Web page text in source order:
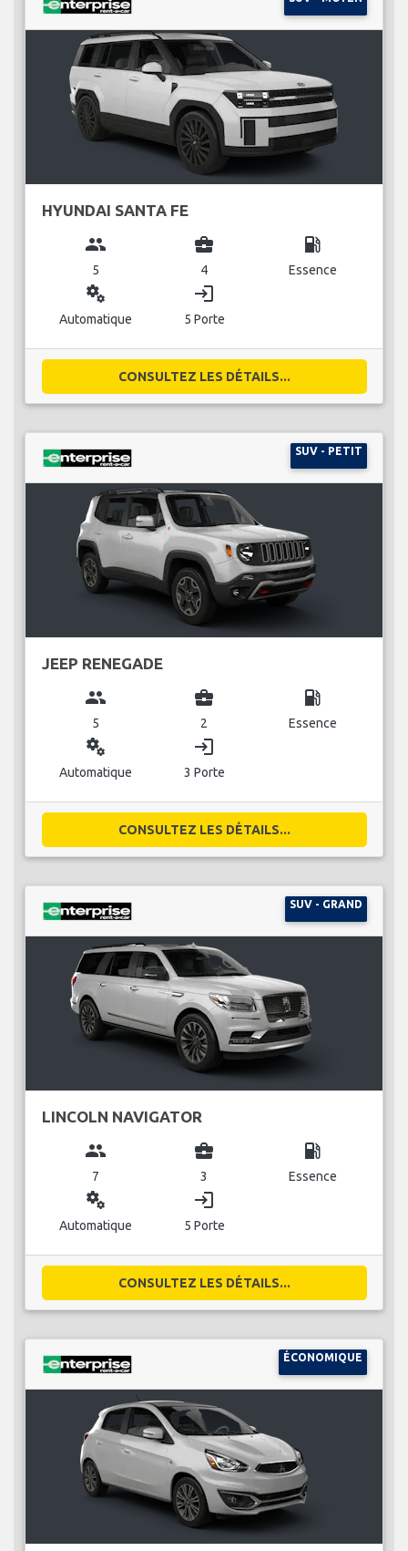
HYUNDAI SANTA FE
group
5
business_center
4
local_gas_station
Essence
miscellaneous_services
Automatique
login
5 Porte
CONSULTEZ LES DÉTAILS...
SUV - PETIT
JEEP RENEGADE
group
5
business_center
2
local_gas_station
Essence
miscellaneous_services
Automatique
login
3 Porte
CONSULTEZ LES DÉTAILS...
SUV - GRAND
LINCOLN NAVIGATOR
group
7
business_center
3
local_gas_station
Essence
miscellaneous_services
Automatique
login
5 Porte
CONSULTEZ LES DÉTAILS...
ÉCONOMIQUE